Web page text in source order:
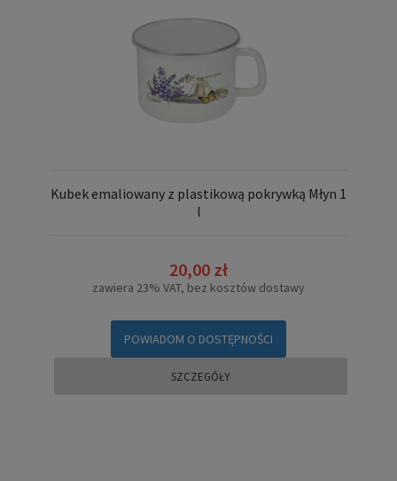
Kubek emaliowany z plastikową pokrywką Młyn 1
l
20,00 zł
zawiera 23% VAT, bez kosztów dostawy
POWIADOM O DOSTĘPNOŚCI
SZCZEGÓŁY